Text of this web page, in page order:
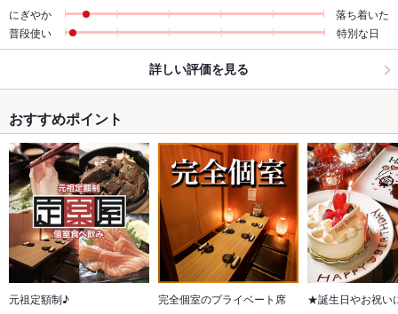
にぎやか
落ち着いた
普段使い
特別な日
詳しい評価を見る
おすすめポイント
元祖定額制♪ 完全個室のプライベート席 ★誕生日やお祝